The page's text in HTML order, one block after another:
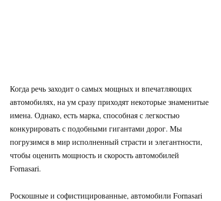
Когда речь заходит о самых мощных и впечатляющих
автомобилях, на ум сразу приходят некоторые знаменитые
имена. Однако, есть марка, способная с легкостью
конкурировать с подобными гигантами дорог. Мы
погрузимся в мир исполненный страсти и элегантности,
чтобы оценить мощность и скорость автомобилей
Fornasari.
Роскошные и софистицированные, автомобили Fornasari